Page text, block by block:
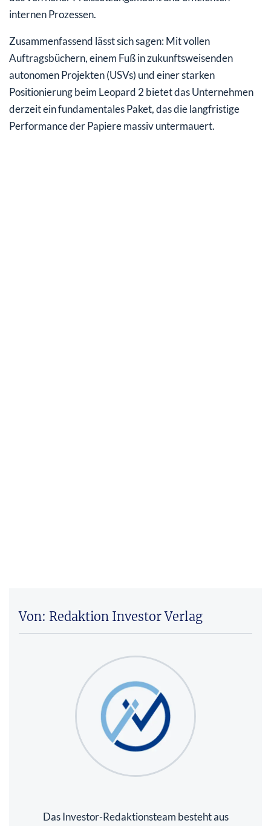
internen Prozessen.
Zusammenfassend lässt sich sagen: Mit vollen
Auftragsbüchern, einem Fuß in zukunftsweisenden
autonomen Projekten (USVs) und einer starken
Positionierung beim Leopard 2 bietet das Unternehmen
derzeit ein fundamentales Paket, das die langfristige
Performance der Papiere massiv untermauert.
Von: Redaktion Investor Verlag
Das Investor-Redaktionsteam besteht aus